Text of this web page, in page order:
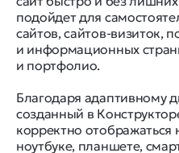
подойдет для
сайтов, сайтов-визиток,
и информационных
и портфолио.
Благодаря адаптивному
созданный в
корректно
ноутбуке, планшете,